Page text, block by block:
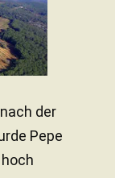
der
Pepe